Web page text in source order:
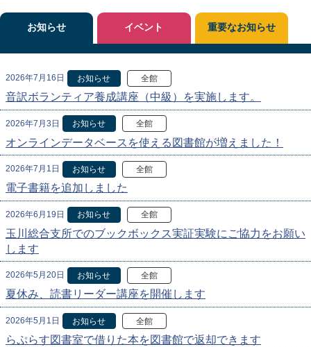
お知らせ
2026年7月16日 お知らせ 全館
音訳ボランティア養成講座（中級）を実施します。
2026年7月3日 お知らせ 全館
オンラインデータベースを使える図書館が増えました！
2026年7月1日 お知らせ 全館
電子書籍を追加しました
2026年6月19日 お知らせ 全館
玉川総合支所でのブックボックス実証実験にご協力をお願い
します
2026年5月20日 お知らせ 全館
夏休み、読書リーダー講座を開催します
2026年5月1日 お知らせ 全館
らぷらす図書室で借りた本を図書館で返却できます
イベント 重要なお知らせ